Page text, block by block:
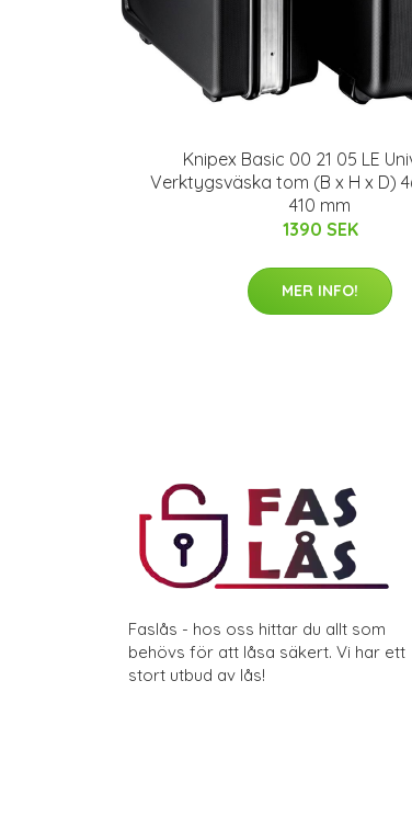
Knipex Basic 00 21 05 LE
Verktygsväska tom (B x H x D)
410 mm
1390 SEK
MER INFO!
Faslås - hos oss hittar du allt som
behövs för att låsa säkert. Vi har ett
stort utbud av lås!